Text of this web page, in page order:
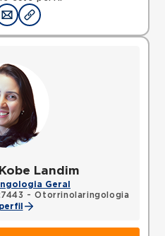
Landim
Geral
- Otorrinolaringologia